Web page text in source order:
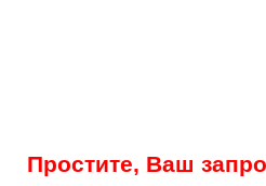
Простите, Ваш